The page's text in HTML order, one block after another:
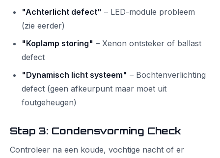
"Achterlicht defect" – LED-module probleem
(zie eerder)
"Koplamp storing" – Xenon ontsteker of ballast
defect
"Dynamisch licht systeem" – Bochtenverlichting
defect (geen afkeurpunt maar moet uit
foutgeheugen)
Stap 3: Condensvorming Check
Controleer na een koude, vochtige nacht of er